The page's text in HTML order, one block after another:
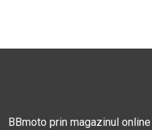
BBmoto prin magazinul